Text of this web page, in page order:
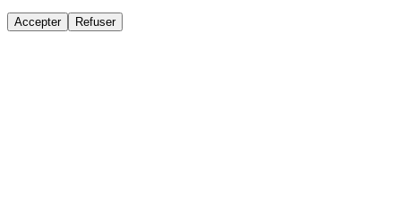
Accepter Refuser